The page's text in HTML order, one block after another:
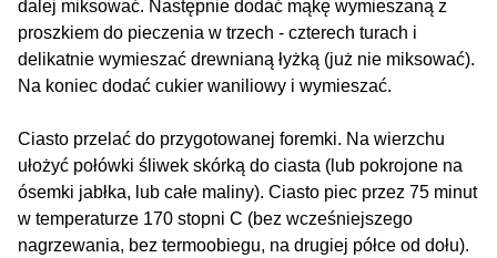
dalej miksować. Następnie dodać mąkę wymieszaną z
proszkiem do pieczenia w trzech - czterech turach i
delikatnie wymieszać drewnianą łyżką (już nie miksować).
Na koniec dodać cukier waniliowy i wymieszać.
Ciasto przelać do przygotowanej foremki. Na wierzchu
ułożyć połówki śliwek skórką do ciasta (lub pokrojone na
ósemki jabłka, lub całe maliny). Ciasto piec przez 75 minut
w temperaturze 170 stopni C (bez wcześniejszego
nagrzewania, bez termoobiegu, na drugiej półce od dołu).